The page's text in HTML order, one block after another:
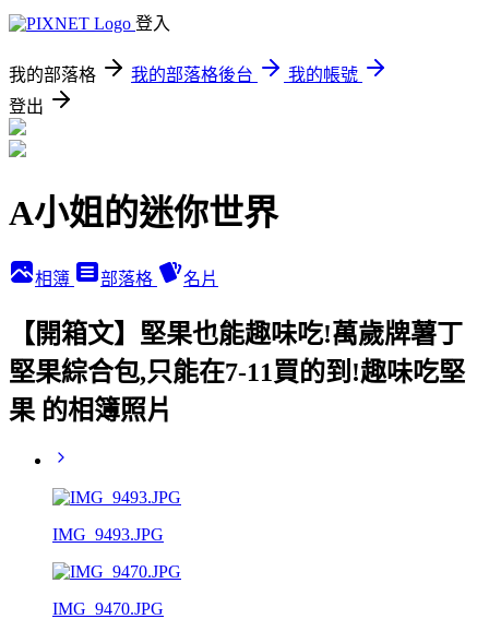
登入
我的部落格 我的部落格後台
我的帳號
登出
A小姐的迷你世界
相簿 部落格 名片
【開箱文】堅果也能趣味吃!萬歲牌薯丁
堅果綜合包,只能在7-11買的到!趣味吃堅
果 的相簿照片
IMG_9493.JPG
IMG_9470.JPG